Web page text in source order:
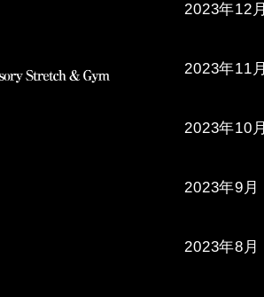
2023年12月
2023年11月
2023年10月
2023年9月
2023年8月